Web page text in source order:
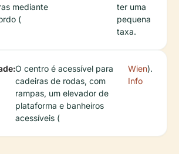
mediante
(
ter uma
pequena
taxa.
O centro é acessível para
cadeiras de rodas, com
rampas, um elevador de
plataforma e banheiros
acessíveis (
Wien
Info
).